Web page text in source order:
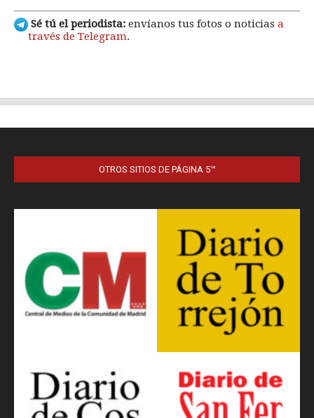
OTROS SITIOS DE PÁGINA 5™